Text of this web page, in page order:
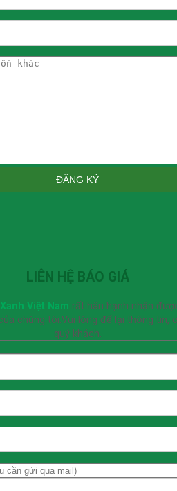
LIÊN HỆ BÁO GIÁ
Việt Nam rất hân hạnh nhận
chúng tôi.Vui lòng để lại thông tin,
quý khách.